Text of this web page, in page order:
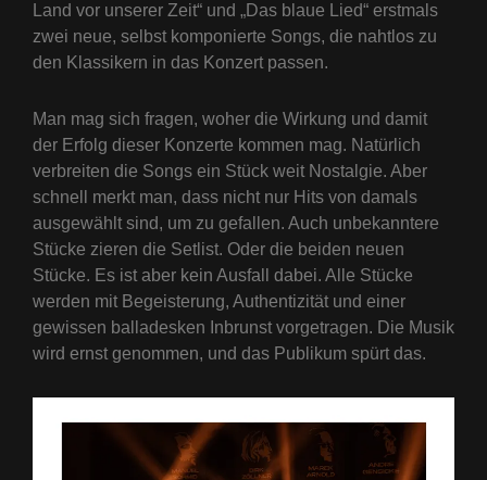
Land vor unserer Zeit“ und „Das blaue Lied“ erstmals
zwei neue, selbst komponierte Songs, die nahtlos zu
den Klassikern in das Konzert passen.
Man mag sich fragen, woher die Wirkung und damit
der Erfolg dieser Konzerte kommen mag. Natürlich
verbreiten die Songs ein Stück weit Nostalgie. Aber
schnell merkt man, dass nicht nur Hits von damals
ausgewählt sind, um zu gefallen. Auch unbekanntere
Stücke zieren die Setlist. Oder die beiden neuen
Stücke. Es ist aber kein Ausfall dabei. Alle Stücke
werden mit Begeisterung, Authentizität und einer
gewissen balladesken Inbrunst vorgetragen. Die Musik
wird ernst genommen, und das Publikum spürt das.